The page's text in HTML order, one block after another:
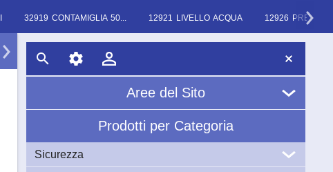
32919 CONTAMIGLIA 50... 12921 LIVELLO ACQUA 12926
Aree del Sito
Chi Siamo
Prodotti per Categoria
Sicurezza